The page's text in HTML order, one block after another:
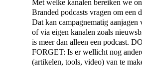
Met welke kanalen bereiken we
Branded podcasts vragen om een
Dat kan campagnematig aanjagen
of via eigen kanalen zoals
is meer dan alleen een podcast.
FORGET: Is er wellicht nog
(artikelen, tools, video) van te